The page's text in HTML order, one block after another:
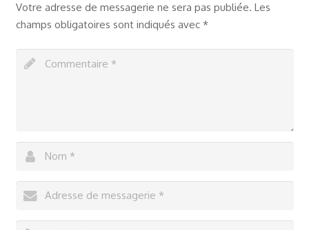
Votre adresse de messagerie ne sera pas publiée. Les
champs obligatoires sont indiqués avec *